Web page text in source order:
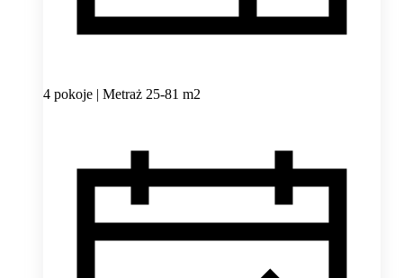
4 pokoje | Metraż 25-81 m2